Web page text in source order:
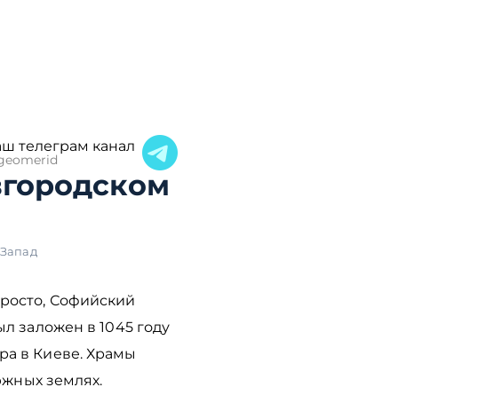
телеграм канал
Софийский
заложен в 1045 году
в Киеве. Храмы
землях.